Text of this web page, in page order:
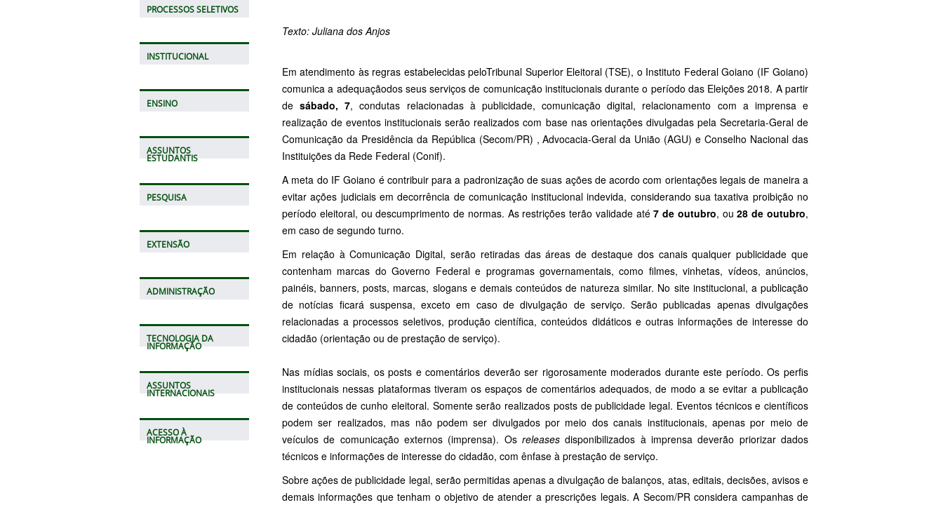
PROCESSOS SELETIVOS
INSTITUCIONAL
ENSINO
ASSUNTOS
ESTUDANTIS
PESQUISA
EXTENSÃO
ADMINISTRAÇÃO
TECNOLOGIA DA
INFORMAÇÃO
ASSUNTOS
INTERNACIONAIS
ACESSO À
INFORMAÇÃO
Texto: Juliana dos Anjos
Em atendimento às regras estabelecidas peloTribunal Superior Eleitoral (TSE), o Instituto Federal Goiano (IF Goiano)
comunica a adequaçãodos seus serviços de comunicação institucionais durante o período das Eleições 2018. A partir
desábado, 7, condutas relacionadas à publicidade, comunicação digital, relacionamento com a imprensa e
realização de eventos institucionais serão realizados com base nas orientações divulgadas pela Secretaria-Geral de
Comunicação da Presidência da República (Secom/PR) , Advocacia-Geral da União (AGU) e Conselho Nacional das
Instituições da Rede Federal (Conif).
A meta do IF Goiano é contribuir para a padronização de suas ações de acordo com orientações legais de maneira a
evitar ações judiciais em decorrência de comunicação institucional indevida, considerando sua taxativa proibição no
período eleitoral, ou descumprimento de normas. As restrições terão validade até7 de outubro, ou28 de outubro,
em caso de segundo turno.
Em relação à Comunicação Digital, serão retiradas das áreas de destaque dos canais qualquer publicidade que
contenham marcas do Governo Federal e programas governamentais, como filmes, vinhetas, vídeos, anúncios,
painéis, banners, posts, marcas, slogans e demais conteúdos de natureza similar. No site institucional, a publicação
de notícias ficará suspensa, exceto em caso de divulgação de serviço. Serão publicadas apenas divulgações
relacionadas a processos seletivos, produção científica, conteúdos didáticos e outras informações de interesse do
cidadão (orientação ou de prestação de serviço).
Nas mídias sociais, os posts e comentários deverão ser rigorosamente moderados durante este período. Os perfis
institucionais nessas plataformas tiveram os espaços de comentários adequados, de modo a se evitar a publicação
de conteúdos de cunho eleitoral. Somente serão realizados posts de publicidade legal. Eventos técnicos e científicos
podem ser realizados, mas não podem ser divulgados por meio dos canais institucionais, apenas por meio de
veículos de comunicação externos (imprensa). Os releases disponibilizados à imprensa deverão priorizar dados
técnicos e informações de interesse do cidadão, com ênfase à prestação de serviço.
Sobre ações de publicidade legal, serão permitidas apenas a divulgação de balanços, atas, editais, decisões, avisos e
demais informações que tenham o objetivo de atender a prescrições legais. A Secom/PR considera campanhas de